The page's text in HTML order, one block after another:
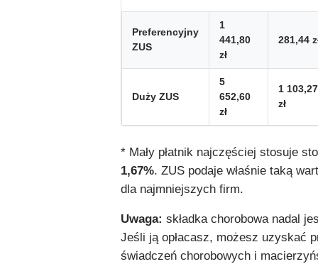
Preferencyjny
ZUS
1
441,80
zł
281,44
Duży ZUS
5
652,60
zł
1 103,27
zł
* Mały płatnik najczęściej stosuje
1,67%. ZUS podaje właśnie taką
dla najmniejszych firm.
Uwaga: składka chorobowa nadal
Jeśli ją opłacasz, możesz uzyskać
świadczeń chorobowych i